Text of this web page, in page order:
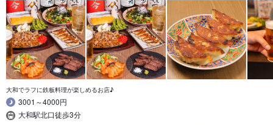
大和でラフに鉄板料理が楽しめるお店♪
3001～4000円
大和駅北口徒歩3分